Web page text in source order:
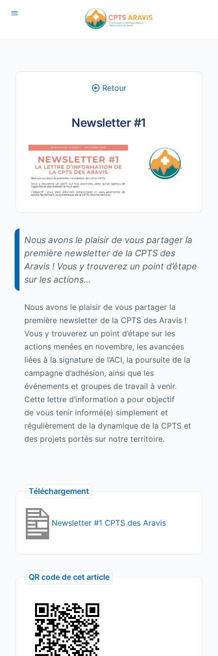
Retour
Newsletter #1
Nous avons le plaisir de vous partager la
première newsletter de la CPTS des
Aravis ! Vous y trouverez un point d’étape
sur les actions…
Nous avons le plaisir de vous partager la
première newsletter de la CPTS des Aravis !
Vous y trouverez un point d’étape sur les
actions menées en novembre, les avancées
liées à la signature de l’ACI, la poursuite de la
campagne d’adhésion, ainsi que les
événements et groupes de travail à venir.
Cette lettre d’information a pour objectif
de vous tenir informé(e) simplement et
régulièrement de la dynamique de la CPTS et
des projets portés sur notre territoire.
Téléchargement
Newsletter #1 CPTS des Aravis
QR code de cet article